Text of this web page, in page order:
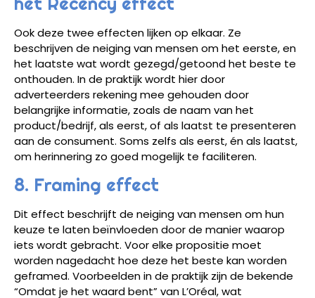
Ook deze twee effecten lijken op elkaar. Ze
beschrijven de neiging van mensen om het eerste, en
het laatste wat wordt gezegd/getoond het beste te
onthouden. In de praktijk wordt hier door
adverteerders rekening mee gehouden door
belangrijke informatie, zoals de naam van het
product/bedrijf, als eerst, of als laatst te presenteren
aan de consument. Soms zelfs als eerst, én als laatst,
om herinnering zo goed mogelijk te faciliteren.
8. Framing effect
Dit effect beschrijft de neiging van mensen om hun
keuze te laten beïnvloeden door de manier waarop
iets wordt gebracht. Voor elke propositie moet
worden nagedacht hoe deze het beste kan worden
geframed. Voorbeelden in de praktijk zijn de bekende
“Omdat je het waard bent” van L’Oréal, wat